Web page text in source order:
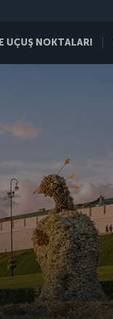
UÇUŞ NOKTALARI